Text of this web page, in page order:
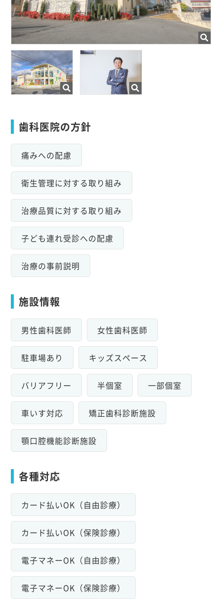
歯科医院の方針
痛みへの配慮
衛生管理に対する取り組み
治療品質に対する取り組み
子ども連れ受診への配慮
治療の事前説明
施設情報
男性歯科医師 女性歯科医師
駐車場あり キッズスペース
バリアフリー 半個室 一部個室
車いす対応 矯正歯科診断施設
顎口腔機能診断施設
各種対応
カード払いOK（自由診療）
カード払いOK（保険診療）
電子マネーOK（自由診療）
電子マネーOK（保険診療）